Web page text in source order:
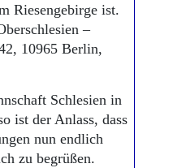
Berlin-Brandenburg
Schlesien
Danzig und Westpreußen
Riesengebirge ist.
–
10965 Berlin,
Schlesien in
ist der Anlass, dass
nun endlich
zu begrüßen.